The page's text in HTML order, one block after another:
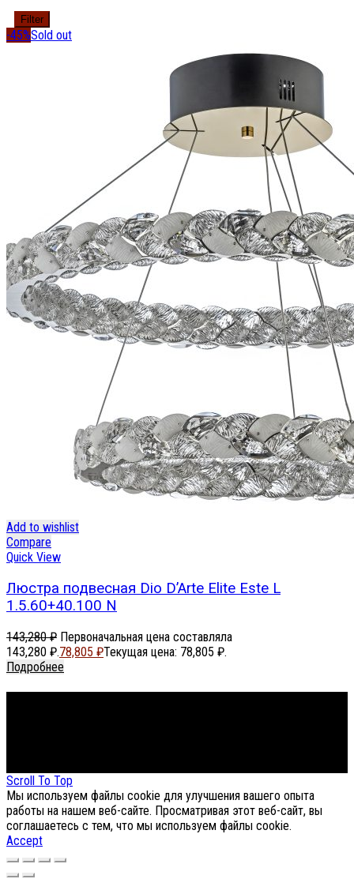
Filter
-45%Sold out
Add to wishlist
Compare
Quick View
Люстра подвесная Dio D’Arte Elite Este L
1.5.60+40.100 N
143,280₽ Первоначальная цена составляла
143,280 ₽.78,805 ₽Текущая цена: 78,805 ₽.
Подробнее
Scroll To Top
Мы используем файлы cookie для улучшения вашего опыта
работы на нашем веб-сайте. Просматривая этот веб-сайт, вы
соглашаетесь с тем, что мы используем файлы cookie.
Accept